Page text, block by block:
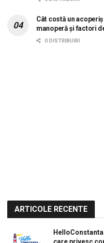
Cât costă un
manoperă și factori
0 DISTRIBUIRI
ARTICOLE RECENTE
care privesc